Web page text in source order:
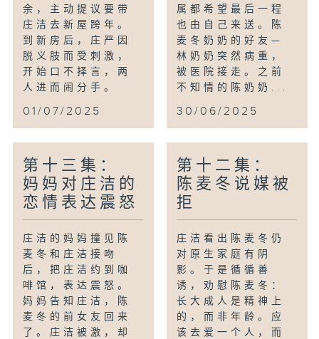
余，主动提议要带
庄洁去新屋跨年。
到新房后，庄严因
脱义肢而受刺激，
开始口不择言，两
人进而闹分手。
01/07/2025
属都希望最后一程
也由自己来送。陈
麦冬奶奶的好友—
林奶奶突然病重，
被医院接走。之前
不知情的陈奶奶...
30/06/2025
第十三集：
妈妈对庄洁的
恋情表达震怒
庄洁的妈妈撞见陈
麦冬和庄洁接吻
后，把庄洁约到咖
啡馆，表达震怒。
妈妈告知庄洁，陈
麦冬的前女友回来
了。庄洁被激，却
第十二集：
陈麦冬说媒被
拒
庄洁看出陈麦冬仍
对原生家庭有阴
影。于是循循善
诱，劝慰陈麦冬：
长大成人是精神上
的，而非年龄。应
该去爱一个人，而